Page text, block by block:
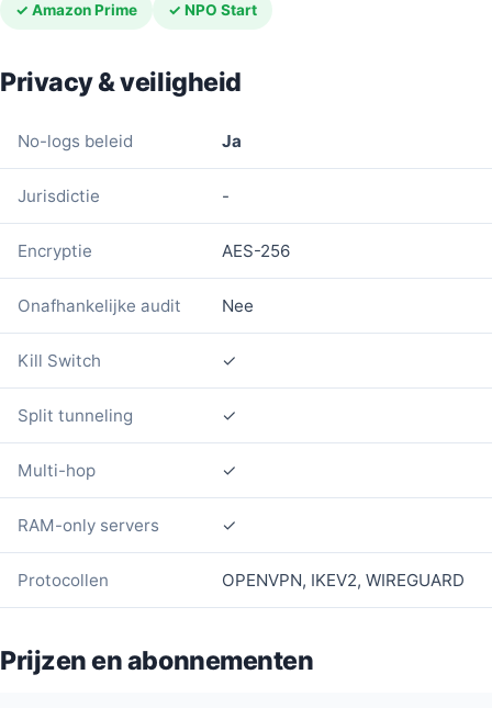
✓ Amazon Prime ✓ NPO Start
Privacy & veiligheid
No-logs beleid Ja
Jurisdictie -
Encryptie AES-256
Onafhankelijke audit Nee
Kill Switch ✓
Split tunneling ✓
Multi-hop ✓
RAM-only servers ✓
Protocollen OPENVPN, IKEV2, WIREGUARD
Prijzen en abonnementen